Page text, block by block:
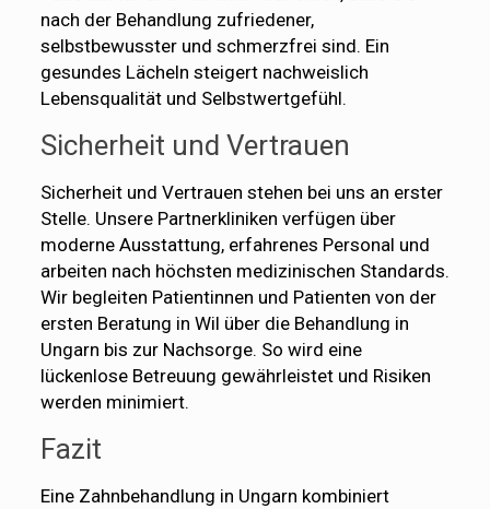
nach der Behandlung zufriedener,
selbstbewusster und schmerzfrei sind. Ein
gesundes Lächeln steigert nachweislich
Lebensqualität und Selbstwertgefühl.
Sicherheit und Vertrauen
Sicherheit und Vertrauen stehen bei uns an erster
Stelle. Unsere Partnerkliniken verfügen über
moderne Ausstattung, erfahrenes Personal und
arbeiten nach höchsten medizinischen Standards.
Wir begleiten Patientinnen und Patienten von der
ersten Beratung in Wil über die Behandlung in
Ungarn bis zur Nachsorge. So wird eine
lückenlose Betreuung gewährleistet und Risiken
werden minimiert.
Fazit
Eine Zahnbehandlung in Ungarn kombiniert